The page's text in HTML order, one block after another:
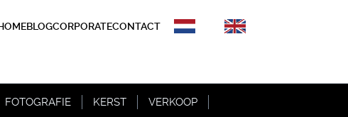
BLOGCORPORATECONTACT
FOTOGRAFIE KERST VERKOOP